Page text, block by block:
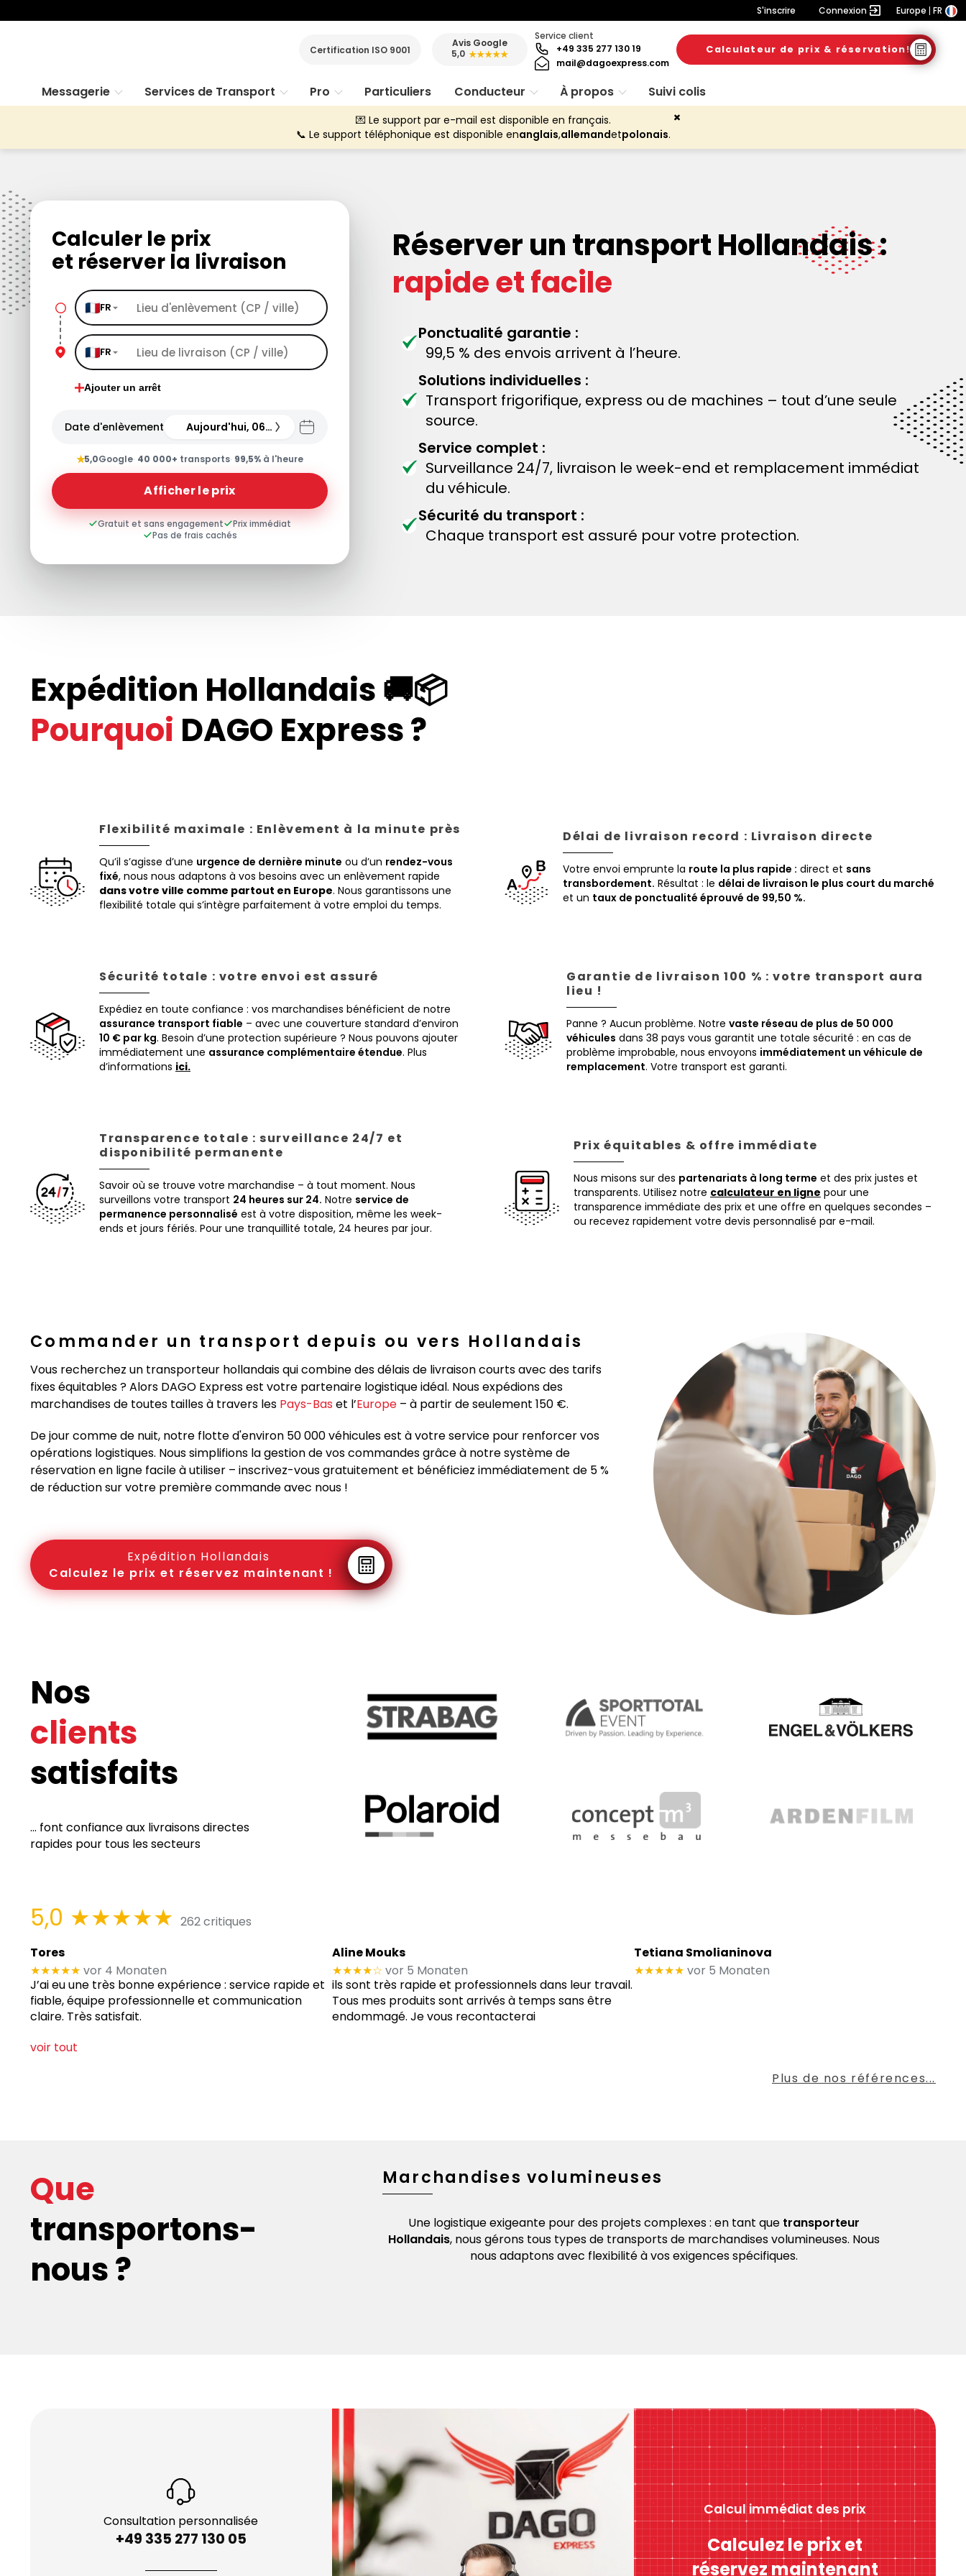
S'inscrire Connexion Europe FR
Certification ISO 9001
Avis Google
5,0 ★★★★★
Service client
+49 335 277 130 19
mail@dagoexpress.com
Calculateur de prix & réservation!
Messagerie Services de Transport Pro Particuliers Conducteur À propos Suivi colis
💌 Le support par e-mail est disponible en français.
📞 Le support téléphonique est disponible enanglais,allemandetpolonais.
Calculer le prix
et réserver la livraison
FR
FR
Ajouter un arrêt
Date d'enlèvement Aujourd'hui, 06.08.26
★5,0Google· 40 000+ transports· 99,5% à l'heure
Afficher le prix
Gratuit et sans engagement
Prix immédiat
Pas de frais cachés
Réserver un transport Hollandais :
rapide et facile
Ponctualité garantie :
99,5 % des envois arrivent à l’heure.
Solutions individuelles :
Transport frigorifique, express ou de machines – tout d’une seule
source.
Service complet :
Surveillance 24/7, livraison le week-end et remplacement immédiat
du véhicule.
Sécurité du transport :
Chaque transport est assuré pour votre protection.
Expédition Hollandais 🚚📦
Pourquoi DAGO Express ?
Flexibilité maximale : Enlèvement à la minute près
Qu’il s’agisse d’une urgence de dernière minute ou d’un rendez-vous
fixé, nous nous adaptons à vos besoins avec un enlèvement rapide
dans votre ville comme partout en Europe. Nous garantissons une
flexibilité totale qui s’intègre parfaitement à votre emploi du temps.
Délai de livraison record : Livraison directe
Votre envoi emprunte la route la plus rapide : direct et sans
transbordement. Résultat : le délai de livraison le plus court du marché
et un taux de ponctualité éprouvé de 99,50 %.
Sécurité totale : votre envoi est assuré
Expédiez en toute confiance : vos marchandises bénéficient de notre
assurance transport fiable – avec une couverture standard d’environ
10 € par kg. Besoin d’une protection supérieure ? Nous pouvons ajouter
immédiatement une assurance complémentaire étendue. Plus
d’informations ici.
Garantie de livraison 100 % : votre transport aura
lieu !
Panne ? Aucun problème. Notre vaste réseau de plus de 50 000
véhicules dans 38 pays vous garantit une totale sécurité : en cas de
problème improbable, nous envoyons immédiatement un véhicule de
remplacement. Votre transport est garanti.
Transparence totale : surveillance 24/7 et
disponibilité permanente
Savoir où se trouve votre marchandise – à tout moment. Nous
surveillons votre transport 24 heures sur 24. Notre service de
permanence personnalisé est à votre disposition, même les week-
ends et jours fériés. Pour une tranquillité totale, 24 heures par jour.
Prix équitables & offre immédiate
Nous misons sur des partenariats à long terme et des prix justes et
transparents. Utilisez notre calculateur en ligne pour une
transparence immédiate des prix et une offre en quelques secondes –
ou recevez rapidement votre devis personnalisé par e-mail.
Commander un transport depuis ou vers Hollandais
Vous recherchez un transporteur hollandais qui combine des délais de livraison courts avec des tarifs
fixes équitables ? Alors DAGO Express est votre partenaire logistique idéal. Nous expédions des
marchandises de toutes tailles à travers les Pays-Bas et l’Europe – à partir de seulement 150 €.
De jour comme de nuit, notre flotte d'environ 50 000 véhicules est à votre service pour renforcer vos
opérations logistiques. Nous simplifions la gestion de vos commandes grâce à notre système de
réservation en ligne facile à utiliser – inscrivez-vous gratuitement et bénéficiez immédiatement de 5 %
de réduction sur votre première commande avec nous !
Expédition Hollandais
Calculez le prix et réservez maintenant !
Nos
clients
satisfaits
... font confiance aux livraisons directes
rapides pour tous les secteurs
5,0 ★★★★★ 262 critiques
Tores
★★★★★ vor 4 Monaten
J’ai eu une très bonne expérience : service rapide et
fiable, équipe professionnelle et communication
claire. Très satisfait.
Aline Mouks
★★★★☆ vor 5 Monaten
ils sont très rapide et professionnels dans leur travail.
Tous mes produits sont arrivés à temps sans être
endommagé. Je vous recontacterai
Tetiana Smolianinova
★★★★★ vor 5 Monaten
voir tout
Plus de nos références...
Que
transportons-
nous ?
palettisées
des marchandises palettisées à travers toute la Hollandais. Du
nous coordonnons vos flux de marchandises de manière
transporteur hollandais
pour vos besoins professionnels.
Marchandises volumineuses
Une logistique exigeante pour des projets complexes : en tant que transporteur
Hollandais, nous gérons tous types de transports de marchandises volumineuses. Nous
nous adaptons avec flexibilité à vos exigences spécifiques.
Consultation personnalisée
+49 335 277 130 05
Calcul immédiat des prix
Calculez le prix et
réservez maintenant